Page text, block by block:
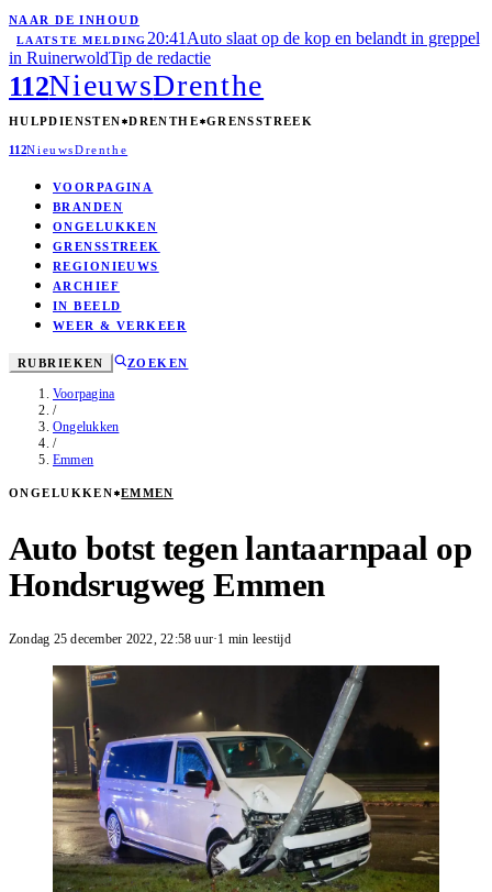
NAAR DE INHOUD
LAATSTE MELDING 20:41 Auto slaat op de kop en belandt in greppel
in RuinerwoldTip de redactie
112NieuwsDrenthe
HULPDIENSTEN DRENTHE GRENSSTREEK
112NieuwsDrenthe
VOORPAGINA
BRANDEN
ONGELUKKEN
GRENSSTREEK
REGIONIEUWS
ARCHIEF
IN BEELD
WEER & VERKEER
RUBRIEKEN ZOEKEN
Voorpagina
/
Ongelukken
/
Emmen
ONGELUKKEN EMMEN
Auto botst tegen lantaarnpaal op
Hondsrugweg Emmen
Zondag 25 december 2022 22:58 uur·1 min leestijd